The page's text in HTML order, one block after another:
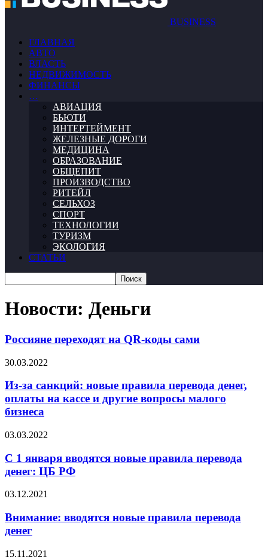
BUSINESS
ГЛАВНАЯ
АВТО
ВЛАСТЬ
НЕДВИЖИМОСТЬ
ФИНАНСЫ
…
АВИАЦИЯ
БЬЮТИ
ИНТЕРТЕЙМЕНТ
ЖЕЛЕЗНЫЕ ДОРОГИ
МЕДИЦИНА
ОБРАЗОВАНИЕ
ОБЩЕПИТ
ПРОИЗВОДСТВО
РИТЕЙЛ
СЕЛЬХОЗ
СПОРТ
ТЕХНОЛОГИИ
ТУРИЗМ
ЭКОЛОГИЯ
СТАТЬИ
Новости: Деньги
Россияне переходят на QR-коды сами
30.03.2022
Из-за санкций: новые правила перевода денег,
оплаты на кассе и другие вопросы малого
бизнеса
03.03.2022
С 1 января вводятся новые правила перевода
денег: ЦБ РФ
03.12.2021
Внимание: вводятся новые правила перевода
денег
15.11.2021